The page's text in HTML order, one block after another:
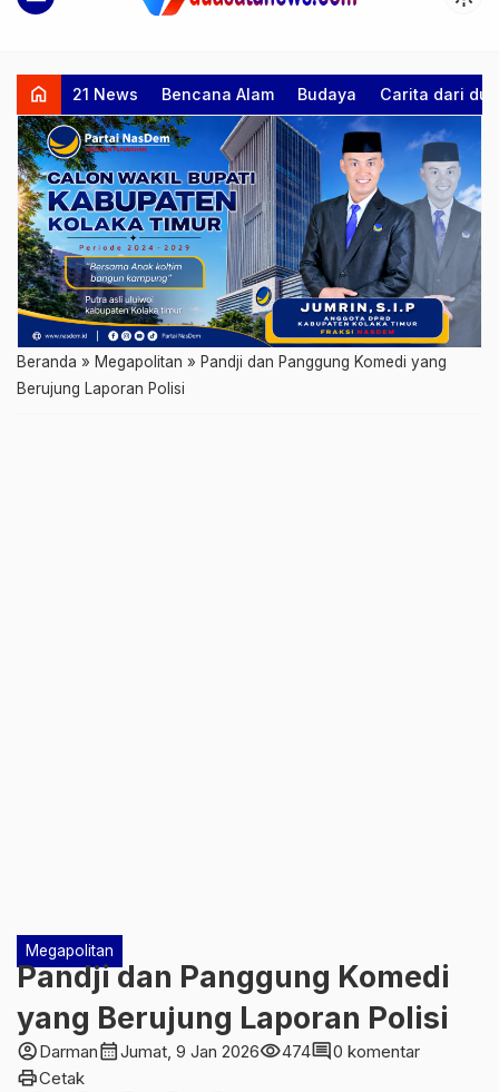
home 21 News Bencana Alam Budaya Carita dari
Beranda » Megapolitan » Pandji dan Panggung Komedi yang
Berujung Laporan Polisi
Megapolitan
Pandji dan Panggung Komedi
yang Berujung Laporan Polisi
account_circleDarmancalendar_monthJumat, 9 Jan 2026visibility474comment0 komentar
printCetak